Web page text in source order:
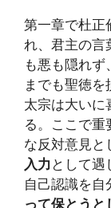
第一章で杜正
れ、君主の言
も悪も隠れ
までも聖徳
太宗は大いに
る。ここで重
な反対意見と
入力 として遇
自己認識を自
って保とうと